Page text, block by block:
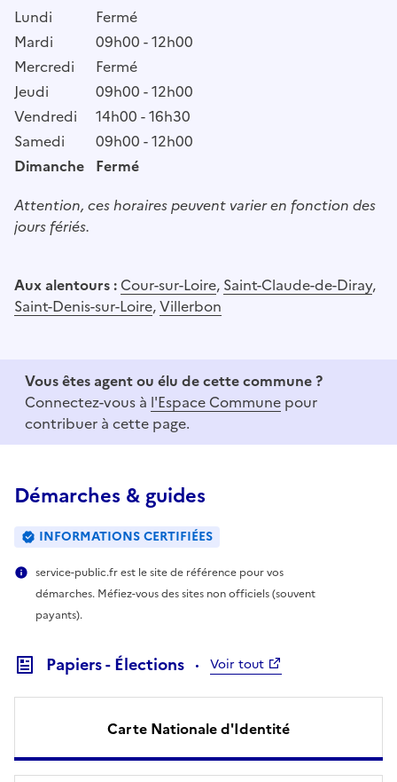
Lundi
Fermé
Mardi
09h00 - 12h00
Mercredi
Fermé
Jeudi
09h00 - 12h00
Vendredi
14h00 - 16h30
Samedi
09h00 - 12h00
Dimanche Fermé
Attention, ces horaires peuvent varier en fonction des
jours fériés.
Aux alentours : Cour-sur-Loire, Saint-Claude-de-Diray,
Saint-Denis-sur-Loire,Villerbon
Vous êtes agent ou élu de cette commune ?
Connectez-vous à l'Espace Commune pour
contribuer à cette page.
Démarches & guides
INFORMATIONS CERTIFIÉES
service-public.fr est le site de référence pour vos
démarches. Méfiez-vous des sites non officiels (souvent
payants).
Papiers - Élections Voir tout
Carte Nationale d'Identité